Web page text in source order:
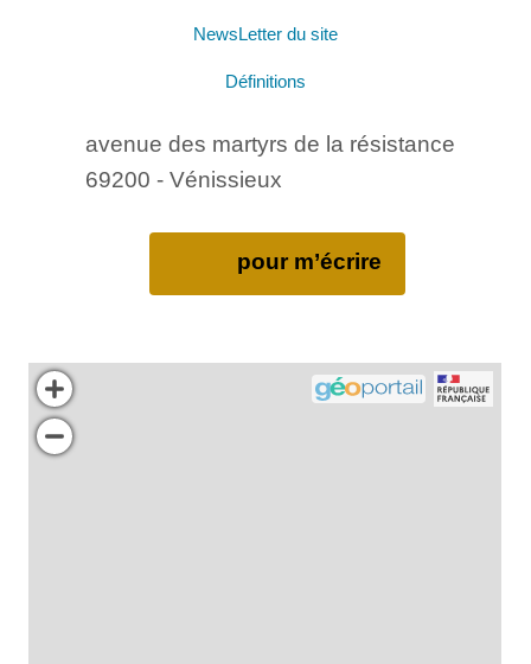
NewsLetter du site
Définitions
avenue des martyrs de la résistance
69200 - Vénissieux
pour m’écrire